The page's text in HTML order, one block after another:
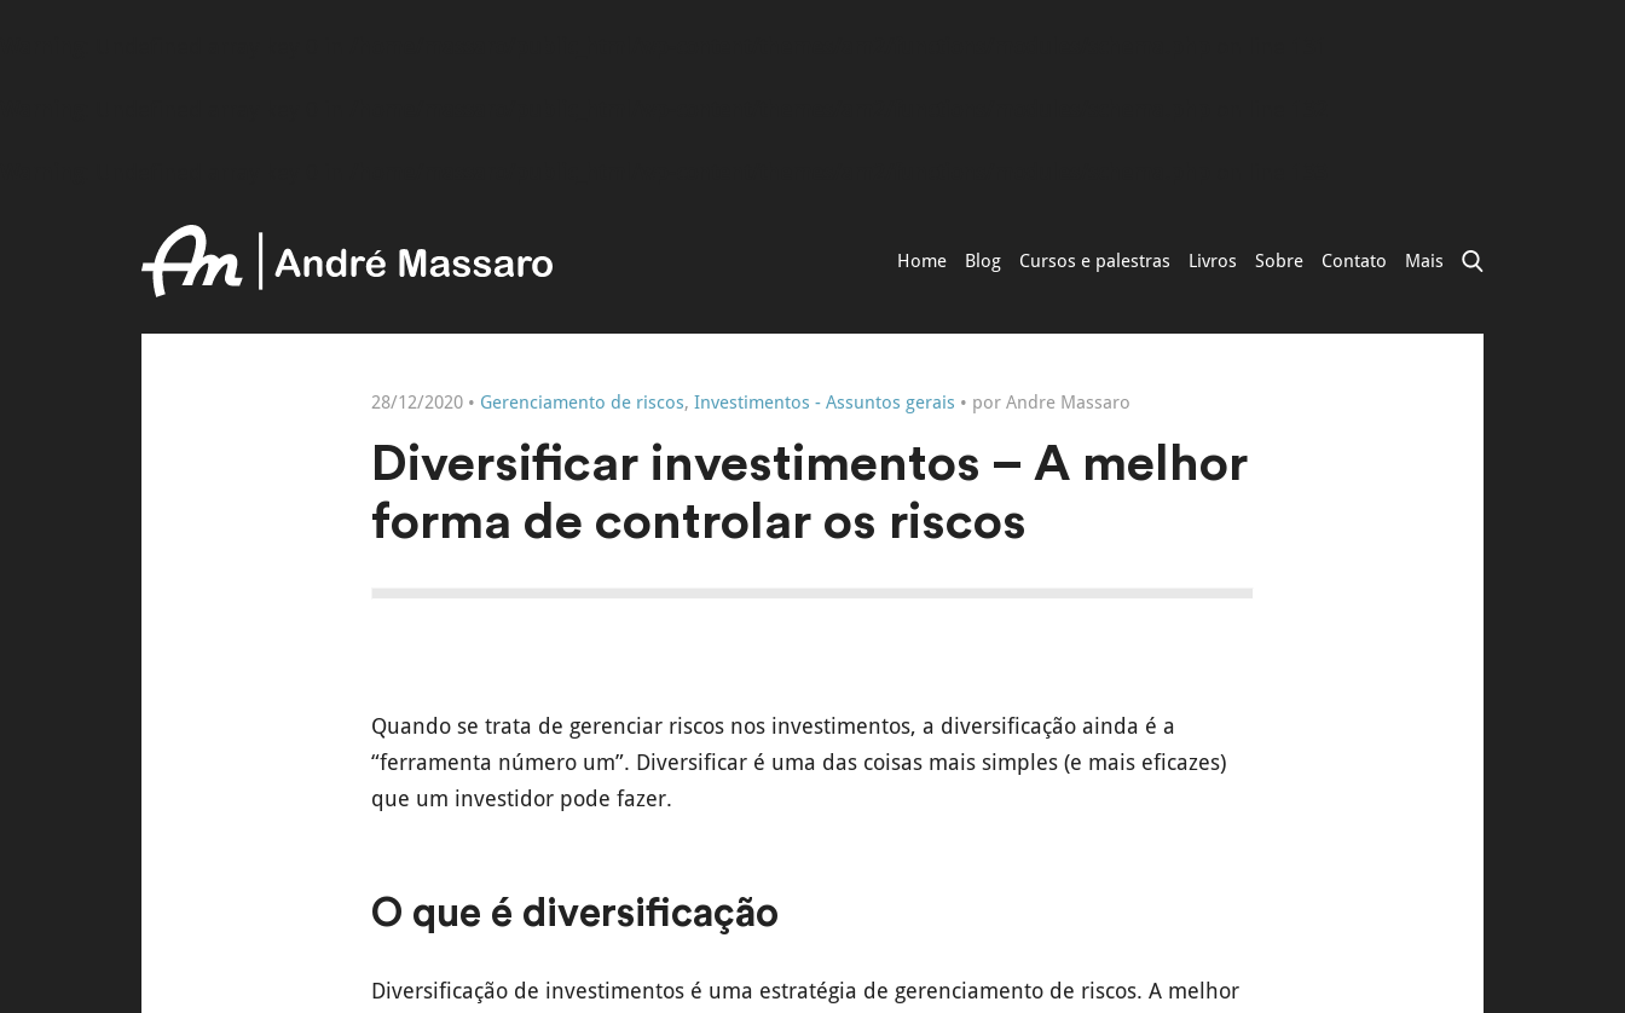
Home Blog Cursos e palestras Livros Sobre Contato Mais
28/12/2020 • Gerenciamento de riscos, Investimentos - Assuntos gerais • por Andre Massaro
Diversificar investimentos – A melhor
forma de controlar os riscos
Quando se trata de gerenciar riscos nos investimentos, a diversificação ainda é a
“ferramenta número um”. Diversificar é uma das coisas mais simples (e mais eficazes)
que um investidor pode fazer.
O que é diversificação
Diversificação de investimentos é uma estratégia de gerenciamento de riscos. A melhor